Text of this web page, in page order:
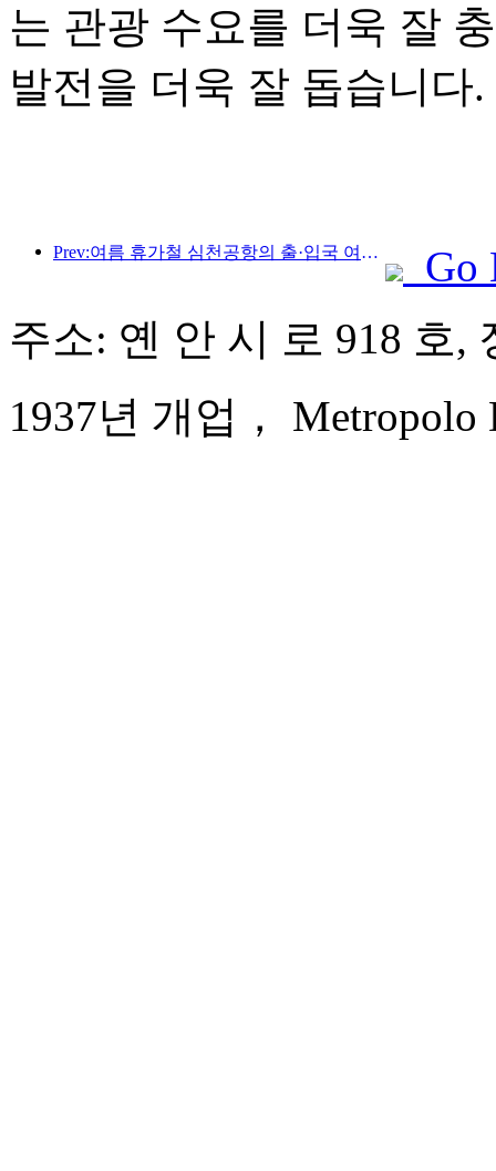
는 관광 수요를 더욱 잘
발전을 더욱 잘 돕습니다.
Prev:여름 휴가철 심천공항의 출·입국 여객이 급증하고, 많은 외국 항공사들이 중국 노선을 확대하고 있습니다.
Go
주소: 옌 안 시 로 918 호,
1937년 개업， Metropolo